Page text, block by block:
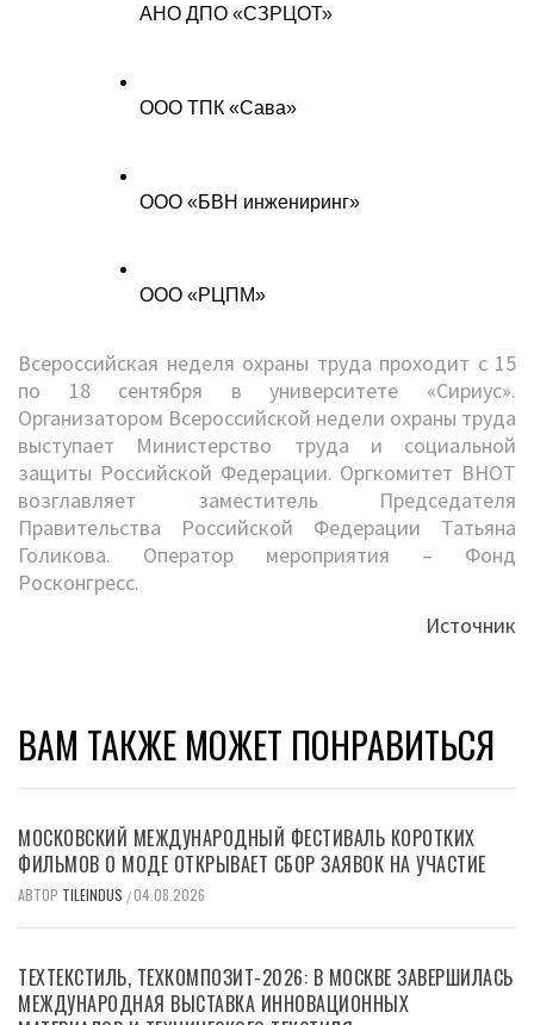
АНО ДПО «СЗРЦОТ»
ООО ТПК «Сава»
ООО «БВН инжениринг»
ООО «РЦПМ»
Всероссийская неделя охраны труда проходит с 15
по 18 сентября в университете «Сириус».
Организатором Всероссийской недели охраны труда
выступает Министерство труда и социальной
защиты Российской Федерации. Оргкомитет ВНОТ
возглавляет заместитель Председателя
Правительства Российской Федерации Татьяна
Голикова. Оператор мероприятия – Фонд
Росконгресс.
Источник
ВАМ ТАКЖЕ МОЖЕТ ПОНРАВИТЬСЯ
МОСКОВСКИЙ МЕЖДУНАРОДНЫЙ ФЕСТИВАЛЬ КОРОТКИХ
ФИЛЬМОВ О МОДЕ ОТКРЫВАЕТ СБОР ЗАЯВОК НА УЧАСТИЕ
АВТОР TILEINDUS /04.08.2026
ТЕХТЕКСТИЛЬ, ТЕХКОМПОЗИТ-2026: В МОСКВЕ ЗАВЕРШИЛАСЬ
МЕЖДУНАРОДНАЯ ВЫСТАВКА ИННОВАЦИОННЫХ